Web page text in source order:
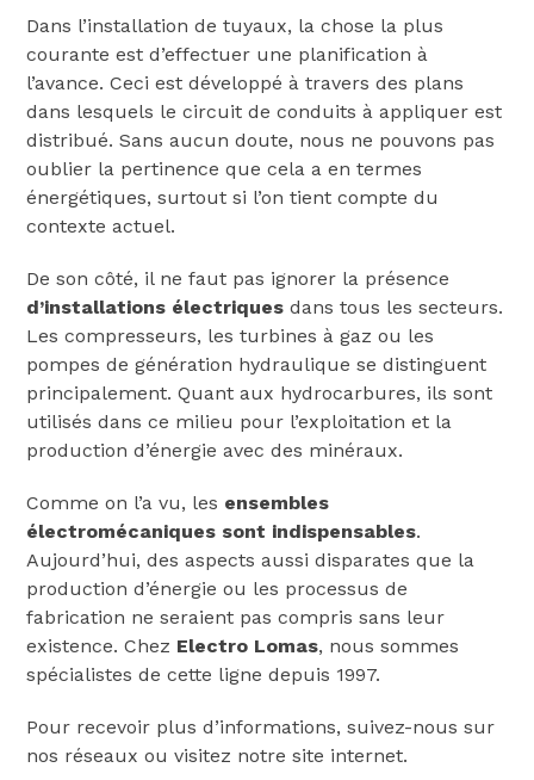
Dans l’installation de tuyaux, la chose la plus
courante est d’effectuer une planification à
l’avance. Ceci est développé à travers des plans
dans lesquels le circuit de conduits à appliquer est
distribué. Sans aucun doute, nous ne pouvons pas
oublier la pertinence que cela a en termes
énergétiques, surtout si l’on tient compte du
contexte actuel.
De son côté, il ne faut pas ignorer la présence
d’installations électriques dans tous les secteurs.
Les compresseurs, les turbines à gaz ou les
pompes de génération hydraulique se distinguent
principalement. Quant aux hydrocarbures, ils sont
utilisés dans ce milieu pour l’exploitation et la
production d’énergie avec des minéraux.
Comme on l’a vu, les ensembles
électromécaniques sont indispensables.
Aujourd’hui, des aspects aussi disparates que la
production d’énergie ou les processus de
fabrication ne seraient pas compris sans leur
existence. Chez Electro Lomas, nous sommes
spécialistes de cette ligne depuis 1997.
Pour recevoir plus d’informations, suivez-nous sur
nos réseaux ou visitez notre site internet.